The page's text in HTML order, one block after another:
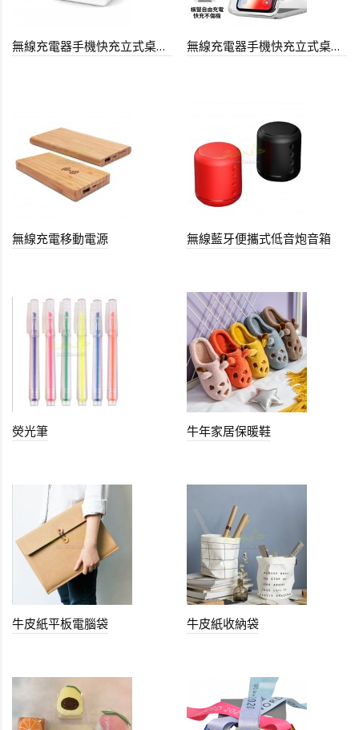
無線充電器手機快充立式桌面支架 無線充電器手機快充立式桌面支架
無線充電移動電源 無線藍牙便攜式低音炮音箱
熒光筆 牛年家居保暖鞋
牛皮紙平板電腦袋 牛皮紙收納袋